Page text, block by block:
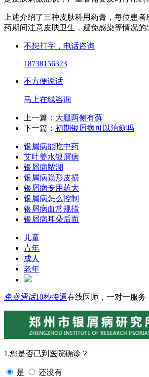
上述介绍了三种皮肤科用药膏，每位患
药期间注意皮肤卫生，避免感染等情况的
不想打字，电话咨询
18738156323
不方便说话
马上在线咨询
上一篇： 大腿两侧有藓
下一篇： 初期银屑病可以治愈吗
银屑病能吃中药
艾叶姜水银屑病
银屑病脓湖
银屑病隐形皮损
银屑病专用药大
银屑病怎么控制
银屑病血常规指
银屑病耳朵后面
儿童
青年
成人
老年
免费通话10秒接通在线医师，一对一服务
1.您是否已到医院确诊？
是 还没有